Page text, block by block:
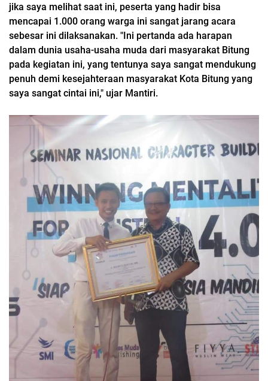
jika saya melihat saat ini, peserta yang hadir bisa
mencapai 1.000 orang warga ini sangat jarang acara
sebesar ini dilaksanakan. "Ini pertanda ada harapan
dalam dunia usaha-usaha muda dari masyarakat Bitung
pada kegiatan ini, yang tentunya saya sangat mendukung
penuh demi kesejahteraan masyarakat Kota Bitung yang
saya sangat cintai ini," ujar Mantiri.